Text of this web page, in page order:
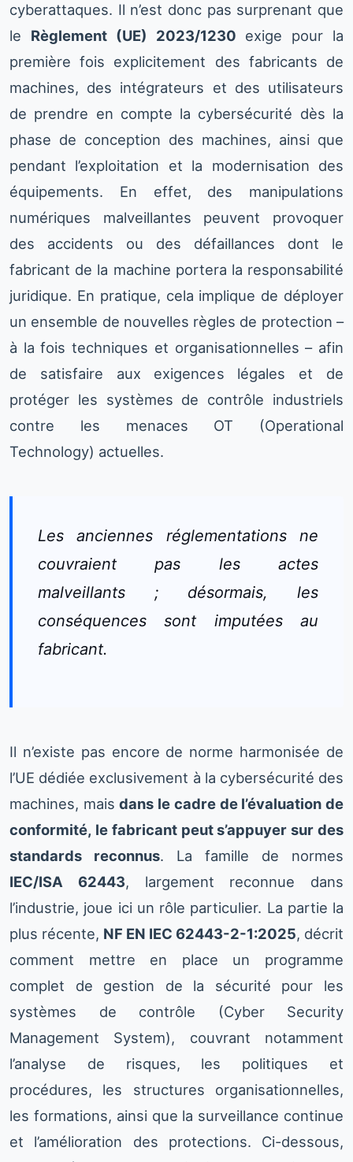
cyberattaques. Il n’est donc pas surprenant que
le Règlement (UE) 2023/1230 exige pour la
première fois explicitement des fabricants de
machines, des intégrateurs et des utilisateurs
de prendre en compte la cybersécurité dès la
phase de conception des machines, ainsi que
pendant l’exploitation et la modernisation des
équipements. En effet, des manipulations
numériques malveillantes peuvent provoquer
des accidents ou des défaillances dont le
fabricant de la machine portera la responsabilité
juridique. En pratique, cela implique de déployer
un ensemble de nouvelles règles de protection –
à la fois techniques et organisationnelles – afin
de satisfaire aux exigences légales et de
protéger les systèmes de contrôle industriels
contre les menaces OT (Operational
Technology) actuelles.
Les anciennes réglementations ne
couvraient pas les actes
malveillants ; désormais, les
conséquences sont imputées au
fabricant.
Il n’existe pas encore de norme harmonisée de
l’UE dédiée exclusivement à la cybersécurité des
machines, maisdans le cadre de l’évaluation de
conformité, le fabricant peut s’appuyer sur des
standards reconnus. La famille de normes
IEC/ISA 62443, largement reconnue dans
l’industrie, joue ici un rôle particulier. La partie la
plus récente, NF EN IEC 62443-2-1:2025, décrit
comment mettre en place un programme
complet de gestion de la sécurité pour les
systèmes de contrôle (Cyber Security
Management System), couvrant notamment
l’analyse de risques, les politiques et
procédures, les structures organisationnelles,
les formations, ainsi que la surveillance continue
et l’amélioration des protections. Ci-dessous,